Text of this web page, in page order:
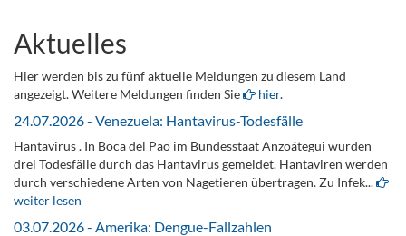
Aktuelles
Hier werden bis zu fünf aktuelle Meldungen zu diesem Land
angezeigt. Weitere Meldungen finden Sie
hier.
24.07.2026 - Venezuela: Hantavirus-Todesfälle
Hantavirus . In Boca del Pao im Bundesstaat Anzoátegui wurden
drei Todesfälle durch das Hantavirus gemeldet. Hantaviren werden
durch verschiedene Arten von Nagetieren übertragen. Zu Infek...
weiter lesen
03.07.2026 - Amerika: Dengue-Fallzahlen